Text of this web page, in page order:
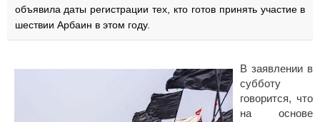
объявила даты регистрации тех, кто готов принять участие в
шествии Арбаин в этом году.
В заявлении в
субботу
говорится, что
на основе